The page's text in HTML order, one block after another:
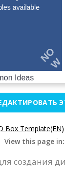
Box Template(EN)
View this page in:
создания